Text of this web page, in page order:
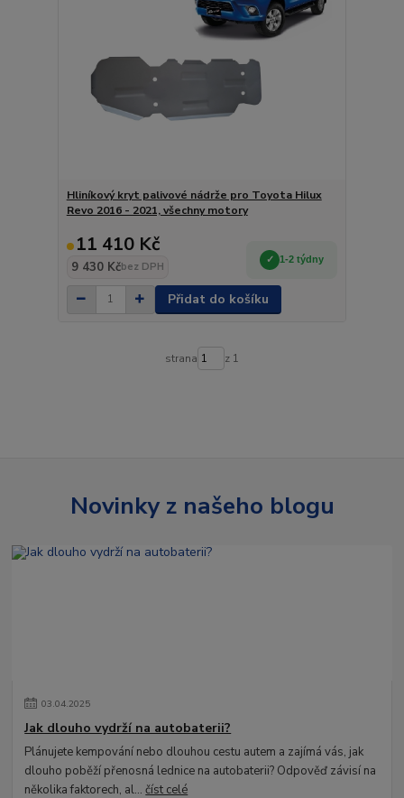
Hliníkový kryt palivové nádrže pro Toyota Hilux
Revo 2016 - 2021, všechny motory
11 410 Kč
9 430 Kčbez DPH
1-2 týdny
Přidat do košíku
strana z 1
Novinky z našeho blogu
03.04.2025
Jak dlouho vydrží na autobaterii?
Plánujete kempování nebo dlouhou cestu autem a zajímá vás, jak
dlouho poběží přenosná lednice na autobaterii? Odpověď závisí na
několika faktorech, al...číst celé